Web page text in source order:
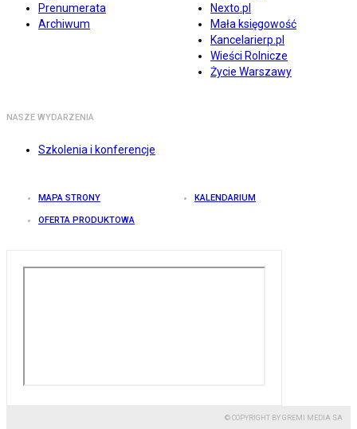
Prenumerata
Archiwum
Nexto.pl
Mała księgowość
Kancelarierp.pl
Wieści Rolnicze
Życie Warszawy
NASZE WYDARZENIA
Szkolenia i konferencje
MAPA STRONY KALENDARIUM
OFERTA PRODUKTOWA
© COPYRIGHT BY GREMI MEDIA SA